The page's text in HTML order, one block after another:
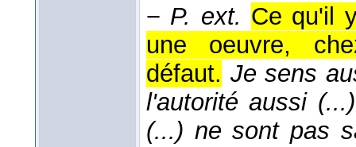
− P. ext. Ce qu'il
une oeuvre,
défaut. Je sens
l'autorité aussi
(...) ne sont pas